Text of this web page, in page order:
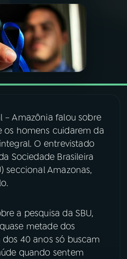
Facebook
– Amazônia falou sobre
os homens cuidarem da
O entrevistado
Sociedade Brasileira
seccional Amazonas,
a pesquisa da SBU,
metade dos
40 anos só buscam
quando sentem